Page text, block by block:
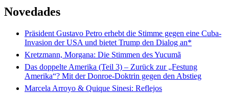
Novedades
Präsident Gustavo Petro erhebt die Stimme gegen eine Cuba-
Invasion der USA und bietet Trump den Dialog an*
Kretzmann, Morgana: Die Stimmen des Yucumã
Das doppelte Amerika (Teil 3) – Zurück zur „Festung
Amerika“? Mit der Donroe-Doktrin gegen den Abstieg
Marcela Arroyo & Quique Sinesi: Reflejos